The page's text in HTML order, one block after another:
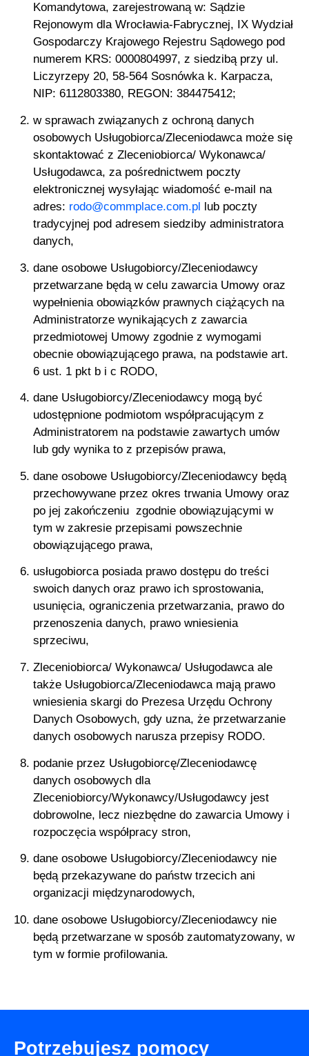
Komandytowa, zarejestrowaną w: Sądzie
Rejonowym dla Wrocławia-Fabrycznej, IX Wydział
Gospodarczy Krajowego Rejestru Sądowego pod
numerem KRS: 0000804997, z siedzibą przy ul.
Liczyrzepy 20, 58-564 Sosnówka k. Karpacza,
NIP: 6112803380, REGON: 384475412;
w sprawach związanych z ochroną danych
osobowych Usługobiorca/Zleceniodawca może się
skontaktować z Zleceniobiorca/ Wykonawca/
Usługodawca, za pośrednictwem poczty
elektronicznej wysyłając wiadomość e-mail na
adres: rodo@commplace.com.pl lub poczty
tradycyjnej pod adresem siedziby administratora
danych,
dane osobowe Usługobiorcy/Zleceniodawcy
przetwarzane będą w celu zawarcia Umowy oraz
wypełnienia obowiązków prawnych ciążących na
Administratorze wynikających z zawarcia
przedmiotowej Umowy zgodnie z wymogami
obecnie obowiązującego prawa, na podstawie art.
6 ust. 1 pkt b i c RODO,
dane Usługobiorcy/Zleceniodawcy mogą być
udostępnione podmiotom współpracującym z
Administratorem na podstawie zawartych umów
lub gdy wynika to z przepisów prawa,
dane osobowe Usługobiorcy/Zleceniodawcy będą
przechowywane przez okres trwania Umowy oraz
po jej zakończeniu zgodnie obowiązującymi w
tym w zakresie przepisami powszechnie
obowiązującego prawa,
usługobiorca posiada prawo dostępu do treści
swoich danych oraz prawo ich sprostowania,
usunięcia, ograniczenia przetwarzania, prawo do
przenoszenia danych, prawo wniesienia
sprzeciwu,
Zleceniobiorca/ Wykonawca/ Usługodawca ale
także Usługobiorca/Zleceniodawca mają prawo
wniesienia skargi do Prezesa Urzędu Ochrony
Danych Osobowych, gdy uzna, że przetwarzanie
danych osobowych narusza przepisy RODO.
podanie przez Usługobiorcę/Zleceniodawcę
danych osobowych dla
Zleceniobiorcy/Wykonawcy/Usługodawcy jest
dobrowolne, lecz niezbędne do zawarcia Umowy i
rozpoczęcia współpracy stron,
dane osobowe Usługobiorcy/Zleceniodawcy nie
będą przekazywane do państw trzecich ani
organizacji międzynarodowych,
dane osobowe Usługobiorcy/Zleceniodawcy nie
będą przetwarzane w sposób zautomatyzowany, w
tym w formie profilowania.
Potrzebujesz pomocy